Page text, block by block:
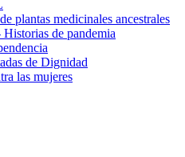
plantas medicinales ancestrales
de pandemia
de Dignidad
las mujeres